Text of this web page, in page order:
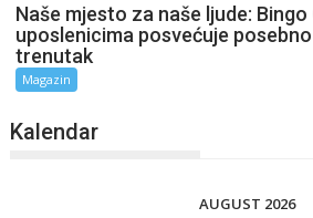
Naše mjesto za naše ljude:
uposlenicima posvećuje
trenutak
Magazin
Kalendar
AUGUST 2026